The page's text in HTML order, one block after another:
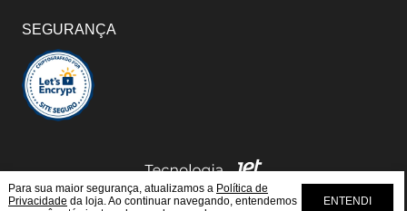
Para sua maior segurança, atualizamos a Política de
Privacidade da loja. Ao continuar navegando, entendemos
ENTENDI
SEGURANÇA